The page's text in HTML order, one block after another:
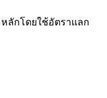
อดนิยม
หลักโดยใช้อัตราแลก